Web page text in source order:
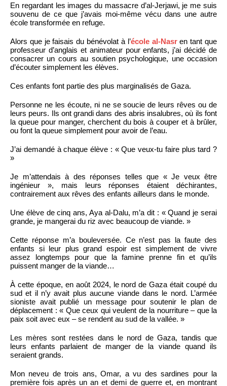
En regardant les images du massacre d’al-Jerjawi, je me suis
souvenu de ce que j’avais moi-même vécu dans une autre
école transformée en refuge.
Alors que je faisais du bénévolat à l’école al-Nasren tant que
professeur d’anglais et animateur pour enfants, j’ai décidé de
consacrer un cours au soutien psychologique, une occasion
d’écouter simplement les élèves.
Ces enfants font partie des plus marginalisés de Gaza.
Personne ne les écoute, ni ne se soucie de leurs rêves ou de
leurs peurs. Ils ont grandi dans des abris insalubres, où ils font
la queue pour manger, cherchent du bois à couper et à brûler,
ou font la queue simplement pour avoir de l’eau.
J’ai demandé à chaque élève : « Que veux-tu faire plus tard ?
»
Je m’attendais à des réponses telles que « Je veux être
ingénieur », mais leurs réponses étaient déchirantes,
contrairement aux rêves des enfants ailleurs dans le monde.
Une élève de cinq ans, Aya al-Dalu, m’a dit : « Quand je serai
grande, je mangerai du riz avec beaucoup de viande. »
Cette réponse m’a bouleversée. Ce n’est pas la faute des
enfants si leur plus grand espoir est simplement de vivre
assez longtemps pour que la famine prenne fin et qu’ils
puissent manger de la viande…
À cette époque, en août 2024, le nord de Gaza était coupé du
sud et il n’y avait plus aucune viande dans le nord. L’armée
sioniste avait publié un message pour soutenir le plan de
déplacement : « Que ceux qui veulent de la nourriture – que la
paix soit avec eux – se rendent au sud de la vallée. »
Les mères sont restées dans le nord de Gaza, tandis que
leurs enfants parlaient de manger de la viande quand ils
seraient grands.
Mon neveu de trois ans, Omar, a vu des sardines pour la
première fois après un an et demi de guerre et, en montrant